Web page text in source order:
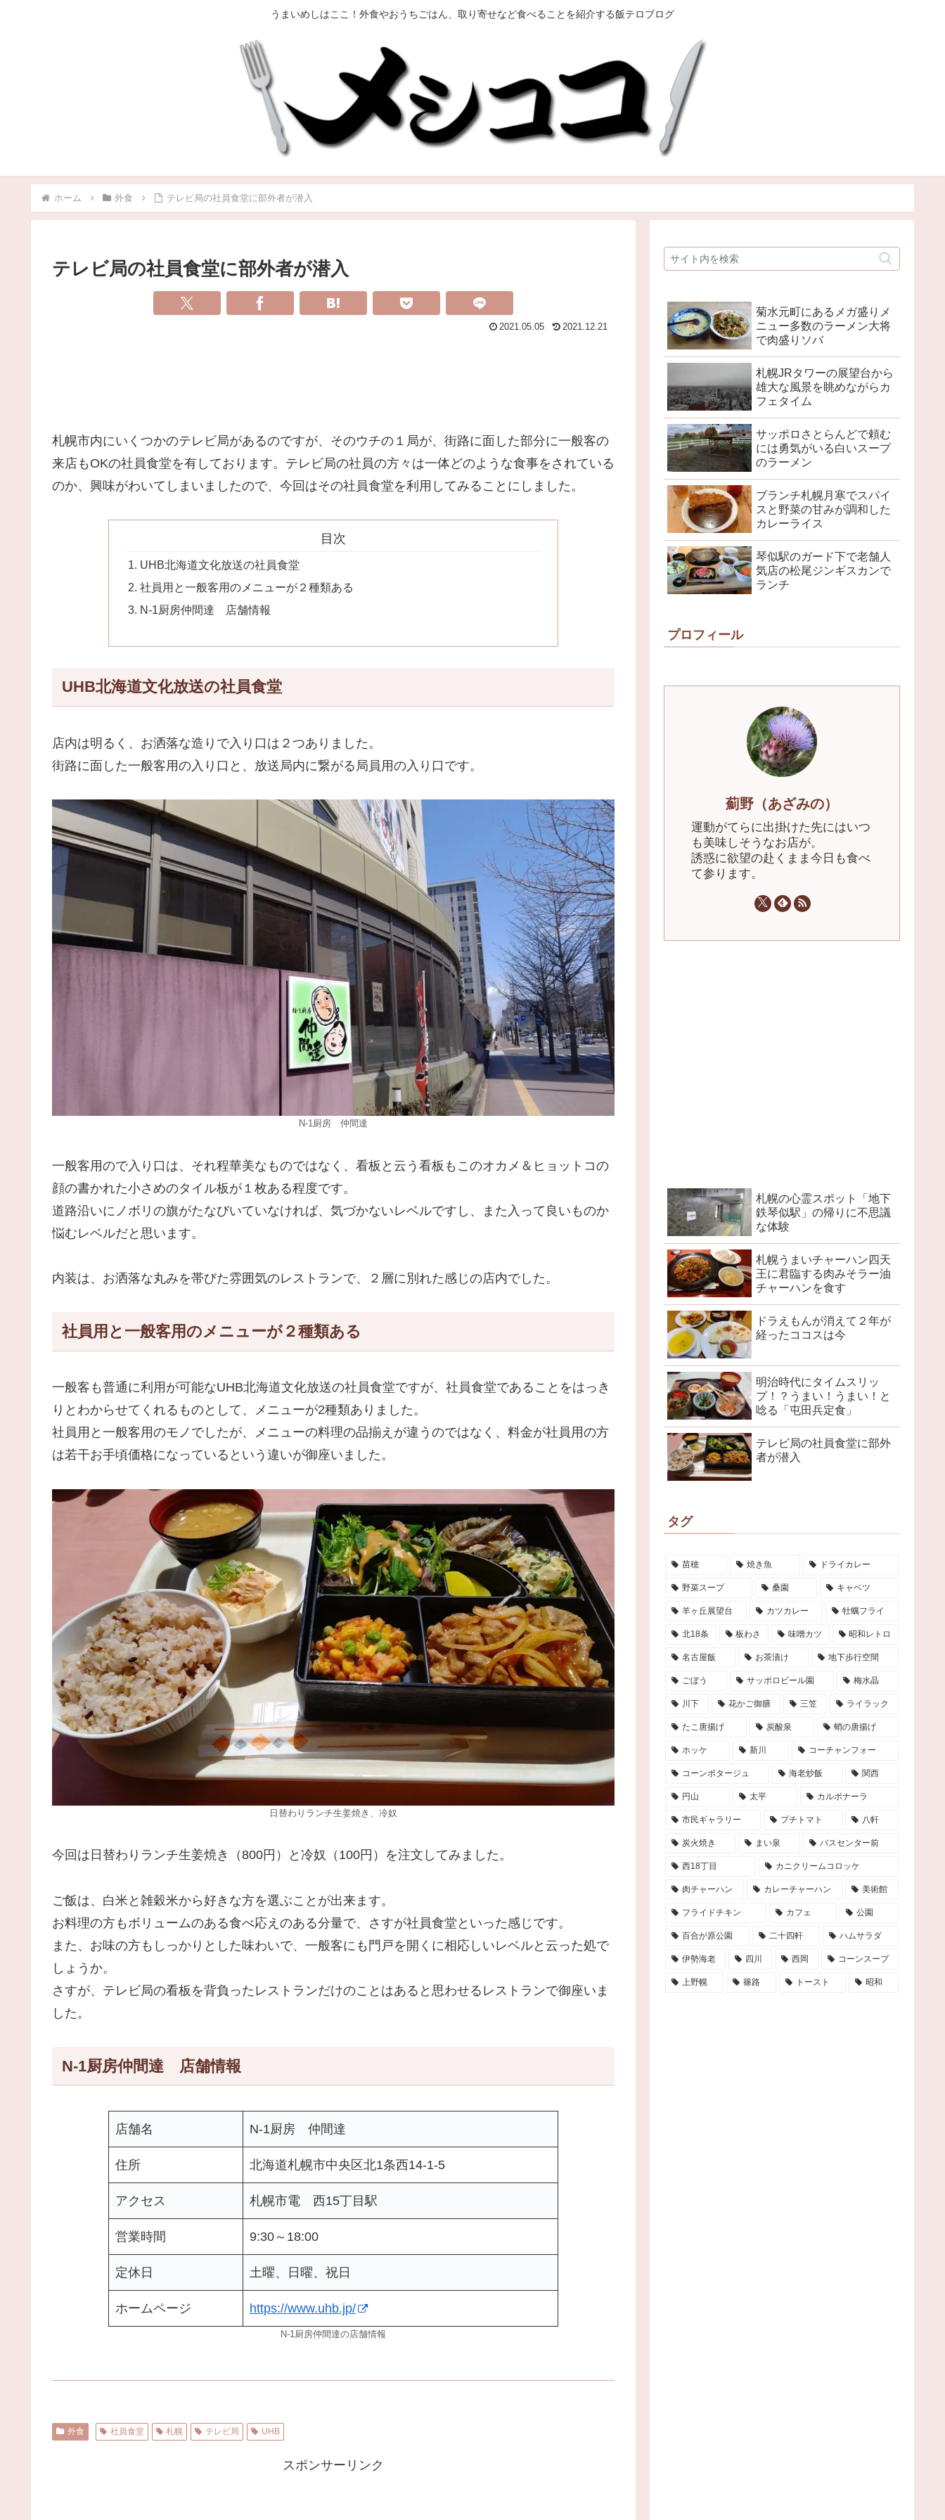
うまいめしはここ！外食やおうちごはん、取り寄せなど食べることを紹介する飯テロブログ
ホーム 外食 テレビ局の社員食堂に部外者が潜入
テレビ局の社員食堂に部外者が潜入
2021.05.05 2021.12.21
札幌市内にいくつかのテレビ局があるのですが、そのウチの１局が、街路に面した部分に一般客の
来店もOKの社員食堂を有しております。テレビ局の社員の方々は一体どのような食事をされている
のか、興味がわいてしまいましたので、今回はその社員食堂を利用してみることにしました。
目次
UHB北海道文化放送の社員食堂
社員用と一般客用のメニューが２種類ある
N-1厨房仲間達 店舗情報
UHB北海道文化放送の社員食堂
店内は明るく、お洒落な造りで入り口は２つありました。
街路に面した一般客用の入り口と、放送局内に繋がる局員用の入り口です。
N-1厨房 仲間達
一般客用ので入り口は、それ程華美なものではなく、看板と云う看板もこのオカメ＆ヒョットコの
顔の書かれた小さめのタイル板が１枚ある程度です。
道路沿いにノボリの旗がたなびいていなければ、気づかないレベルですし、また入って良いものか
悩むレベルだと思います。
内装は、お洒落な丸みを帯びた雰囲気のレストランで、２層に別れた感じの店内でした。
社員用と一般客用のメニューが２種類ある
一般客も普通に利用が可能なUHB北海道文化放送の社員食堂ですが、社員食堂であることをはっき
りとわからせてくれるものとして、メニューが2種類ありました。
社員用と一般客用のモノでしたが、メニューの料理の品揃えが違うのではなく、料金が社員用の方
は若干お手頃価格になっているという違いが御座いました。
日替わりランチ生姜焼き、冷奴
今回は日替わりランチ生姜焼き（800円）と冷奴（100円）を注文してみました。
ご飯は、白米と雑穀米から好きな方を選ぶことが出来ます。
お料理の方もボリュームのある食べ応えのある分量で、さすが社員食堂といった感じです。
また、お味の方もしっかりとした味わいで、一般客にも門戸を開くに相応しいレベルと云った処で
しょうか。
さすが、テレビ局の看板を背負ったレストランだけのことはあると思わせるレストランで御座いま
した。
N-1厨房仲間達 店舗情報
店舗名 N-1厨房 仲間達
住所 北海道札幌市中央区北1条西14-1-5
アクセス 札幌市電 西15丁目駅
営業時間 9:30～18:00
定休日 土曜、日曜、祝日
ホームページ https://www.uhb.jp/
N-1厨房仲間達の店舗情報
外食 社員食堂 札幌 テレビ局 UHB
スポンサーリンク
菊水元町にあるメガ盛りメ
ニュー多数のラーメン大将
で肉盛りソバ
札幌JRタワーの展望台から
雄大な風景を眺めながらカ
フェタイム
サッポロさとらんどで頼む
には勇気がいる白いスープ
のラーメン
ブランチ札幌月寒でスパイ
スと野菜の甘みが調和した
カレーライス
琴似駅のガード下で老舗人
気店の松尾ジンギスカンで
ランチ
プロフィール
薊野（あざみの）
運動がてらに出掛けた先にはいつ
も美味しそうなお店が。
誘惑に欲望の赴くまま今日も食べ
て参ります。
札幌の心霊スポット「地下
鉄琴似駅」の帰りに不思議
な体験
札幌うまいチャーハン四天
王に君臨する肉みそラー油
チャーハンを食す
ドラえもんが消えて２年が
経ったココスは今
明治時代にタイムスリッ
プ！？うまい！うまい！と
唸る「屯田兵定食」
テレビ局の社員食堂に部外
者が潜入
タグ
苗穂 焼き魚 ドライカレー
野菜スープ 桑園 キャベツ
羊ヶ丘展望台 カツカレー 牡蠣フライ
北18条 板わさ 味噌カツ 昭和レトロ
名古屋飯 お茶漬け 地下歩行空間
ごぼう サッポロビール園 梅水晶
川下 花かご御膳 三笠 ライラック
たこ唐揚げ 炭酸泉 蛸の唐揚げ
ホッケ 新川 コーチャンフォー
コーンポタージュ 海老炒飯 関西
円山 太平 カルボナーラ
市民ギャラリー プチトマト 八軒
炭火焼き まい泉 バスセンター前
西18丁目 カニクリームコロッケ
肉チャーハン カレーチャーハン 美術館
フライドチキン カフェ 公園
百合が原公園 二十四軒 ハムサラダ
伊勢海老 四川 西岡 コーンスープ
上野幌 篠路 トースト 昭和